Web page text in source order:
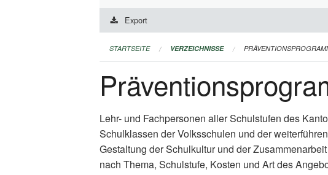
Export
STARTSEITE VERZEICHNISSE
Lehr- und Fachpersonen aller Schulstufen des
Schulklassen der Volksschulen und der
Gestaltung der Schulkultur und der
nach Thema, Schulstufe, Kosten und Art des